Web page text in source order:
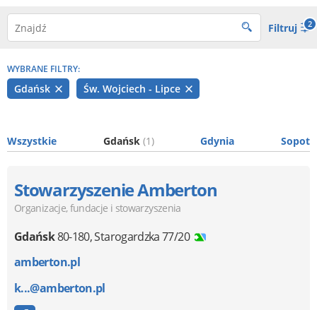
Filtruj 2
WYBRANE FILTRY:
Gdańsk Św. Wojciech - Lipce
Wszystkie Gdańsk (1) Gdynia Sopot
Stowarzyszenie Amberton
Organizacje, fundacje i stowarzyszenia
Gdańsk80-180,Starogardzka 77/20
amberton.pl
k...@amberton.pl